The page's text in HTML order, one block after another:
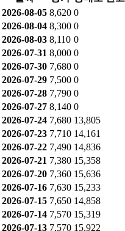
2026-08-05 8,620 0
2026-08-04 8,300 0
2026-08-03 8,110 0
2026-07-31 8,000 0
2026-07-30 7,680 0
2026-07-29 7,500 0
2026-07-28 7,790 0
2026-07-27 8,140 0
2026-07-24 7,680 13,805
2026-07-23 7,710 14,161
2026-07-22 7,490 14,836
2026-07-21 7,380 15,358
2026-07-20 7,360 15,636
2026-07-16 7,630 15,233
2026-07-15 7,650 14,858
2026-07-14 7,570 15,319
2026-07-13 7,570 15,922